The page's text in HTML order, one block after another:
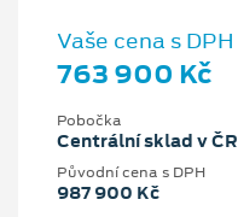
Vaše cena s DPH
763 900 Kč
Pobočka
Centrální sklad v ČR
Původní cena s DPH
987 900 Kč